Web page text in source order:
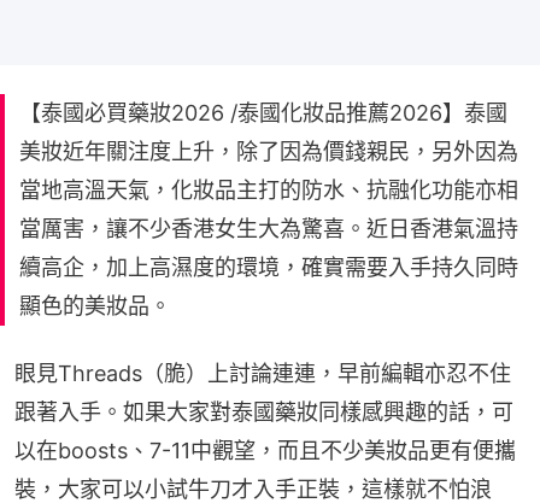
【泰國必買藥妝2026 /泰國化妝品推薦2026】泰國
美妝近年關注度上升，除了因為價錢親民，另外因為
當地高溫天氣，化妝品主打的防水、抗融化功能亦相
當厲害，讓不少香港女生大為驚喜。近日香港氣溫持
續高企，加上高濕度的環境，確實需要入手持久同時
顯色的美妝品。
眼見Threads（脆）上討論連連，早前編輯亦忍不住
跟著入手。如果大家對泰國藥妝同樣感興趣的話，可
以在boosts、7-11中觀望，而且不少美妝品更有便攜
裝，大家可以小試牛刀才入手正裝，這樣就不怕浪